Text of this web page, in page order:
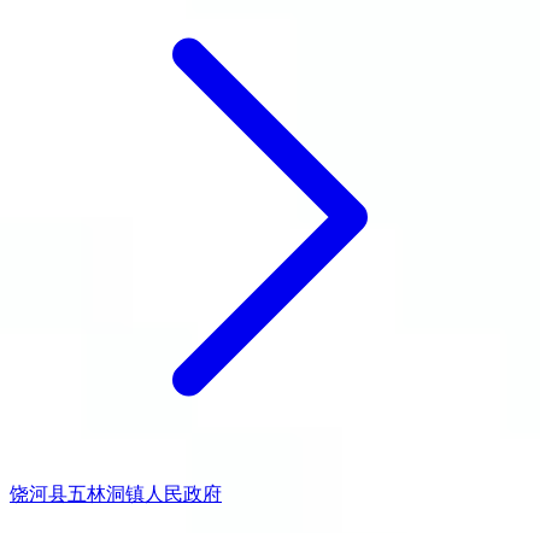
饶河县五林洞镇人民政府